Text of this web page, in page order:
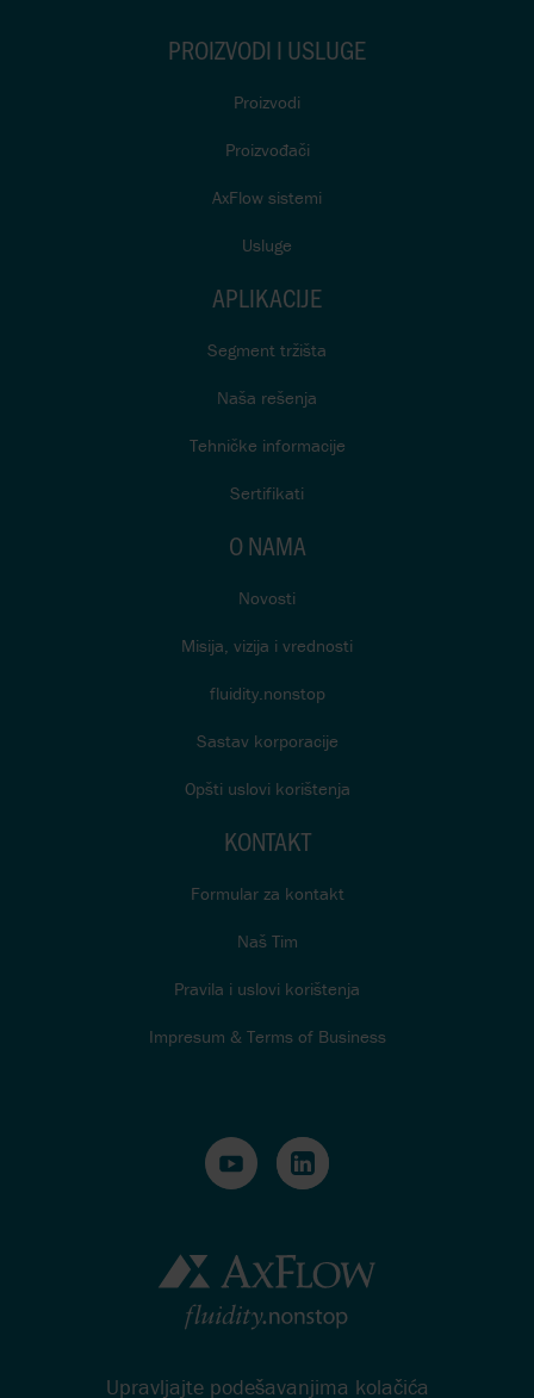
PROIZVODI I USLUGE
Proizvodi
Proizvođači
AxFlow sistemi
Usluge
APLIKACIJE
Segment tržišta
Naša rešenja
Tehničke informacije
Sertifikati
O NAMA
Novosti
Misija, vizija i vrednosti
fluidity.nonstop
Sastav korporacije
Opšti uslovi korištenja
KONTAKT
Formular za kontakt
Naš Tim
Pravila i uslovi korištenja
Impresum & Terms of Business
Upravljajte podešavanjima kolačića